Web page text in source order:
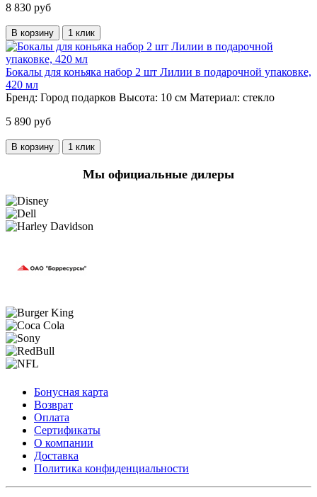
8 830 руб
В корзину 1 клик
Бокалы для коньяка набор 2 шт Лилии в подарочной упаковке,
420 мл
Бренд: Город подарков Высота: 10 см Материал: стекло
5 890 руб
В корзину 1 клик
Мы официальные дилеры
Бонусная карта
Возврат
Оплата
Сертификаты
О компании
Доставка
Политика конфиденциальности